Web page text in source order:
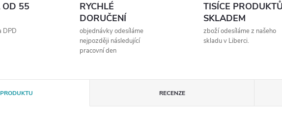
OD 55
DPD
RYCHLÉ
DORUČENÍ
objednávky odesíláme
nejpozději následující
pracovní den
TISÍCE
SKLADEM
zboží odesíláme z našeho
skladu v Liberci.
RECENZE